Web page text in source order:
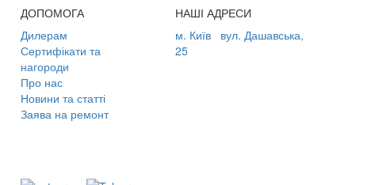
ДОПОМОГА
Дилерам
Сертифікати та
нагороди
Про нас
Новини та статті
Заява на ремонт
НАШІ АДРЕСИ
м. Київ
вул. Дашавська,
25